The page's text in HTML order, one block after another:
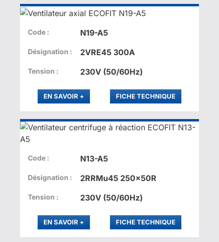
Code : N19-A5
Désignation : 2VRE45 300A
Tension : 230V (50/60Hz)
EN SAVOIR PLUS
+ FICHE TECHNIQUE
Code : N13-A5
Désignation : 2RRMu45 250x50R
Tension : 230V (50/60Hz)
EN SAVOIR PLUS
+ FICHE TECHNIQUE